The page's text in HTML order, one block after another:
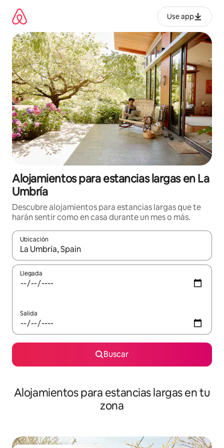
contenido
Use app
Alojamientos para estancias largas en La
Umbría
Descubre alojamientos para estancias largas que te
harán sentir como en casa durante un mes o más.
Ubicación
Cuando los resultados estén disponibles, podrás navegar
Llegada
Salida
Buscar
Alojamientos para estancias largas en tu
zona